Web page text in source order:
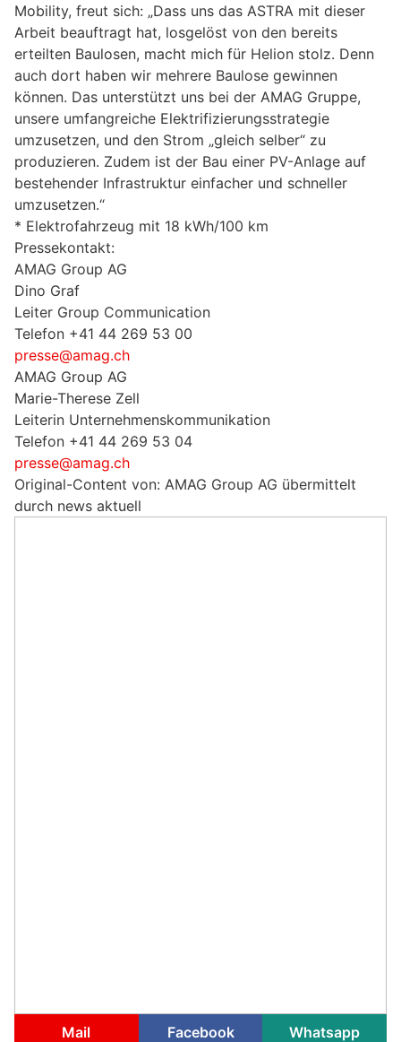
Mobility, freut sich: „Dass uns das ASTRA mit dieser
Arbeit beauftragt hat, losgelöst von den bereits
erteilten Baulosen, macht mich für Helion stolz. Denn
auch dort haben wir mehrere Baulose gewinnen
können. Das unterstützt uns bei der AMAG Gruppe,
unsere umfangreiche Elektrifizierungsstrategie
umzusetzen, und den Strom „gleich selber“ zu
produzieren. Zudem ist der Bau einer PV-Anlage auf
bestehender Infrastruktur einfacher und schneller
umzusetzen.“
* Elektrofahrzeug mit 18 kWh/100 km
Pressekontakt:
AMAG Group AG
Dino Graf
Leiter Group Communication
Telefon +41 44 269 53 00
presse@amag.ch
AMAG Group AG
Marie-Therese Zell
Leiterin Unternehmenskommunikation
Telefon +41 44 269 53 04
presse@amag.ch
Original-Content von: AMAG Group AG übermittelt
durch news aktuell
Mail Facebook Whatsapp